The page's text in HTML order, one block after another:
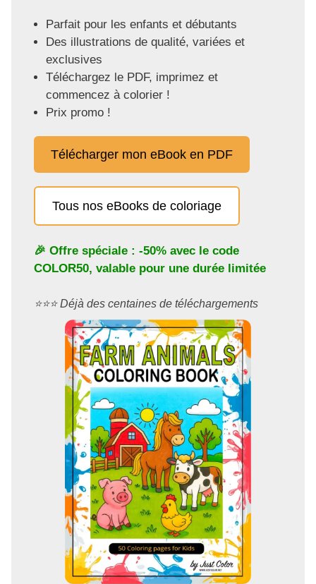
Parfait pour les enfants et débutants
Des illustrations de qualité, variées et
exclusives
Téléchargez le PDF, imprimez et
commencez à colorier !
Prix promo !
Télécharger mon eBook en PDF
Tous nos eBooks de coloriage
🎉 Offre spéciale : -50% avec le code
COLOR50, valable pour une durée limitée
⭐️⭐️⭐️ Déjà des centaines de téléchargements